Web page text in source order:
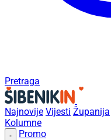
Pretraga
Najnovije Vijesti Županija
Kolumne
Promo